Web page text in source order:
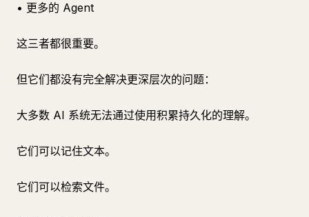
• 更多的 Agent
这三者都很重要。
但它们都没有完全解决更深层次的问题：
大多数 AI 系统无法通过使用积累持久化的理解。
它们可以记住文本。
它们可以检索文件。